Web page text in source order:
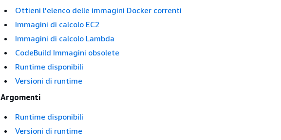
Ottieni l'elenco delle immagini Docker correnti
Immagini di calcolo EC2
Immagini di calcolo Lambda
CodeBuild Immagini obsolete
Runtime disponibili
Versioni di runtime
Argomenti
Runtime disponibili
Versioni di runtime